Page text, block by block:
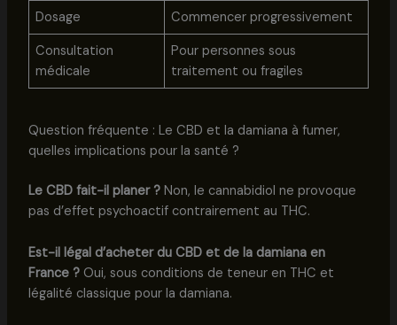
Dosage
Commencer progressivement
Consultation
médicale
Pour personnes sous
traitement ou fragiles
Question fréquente : Le CBD et la damiana à fumer,
quelles implications pour la santé ?
Le CBD fait-il planer ?Non, le cannabidiol ne provoque
pas d’effet psychoactif contrairement au THC.
Est-il légal d’acheter du CBD et de la damiana en
France ?Oui, sous conditions de teneur en THC et
légalité classique pour la damiana.